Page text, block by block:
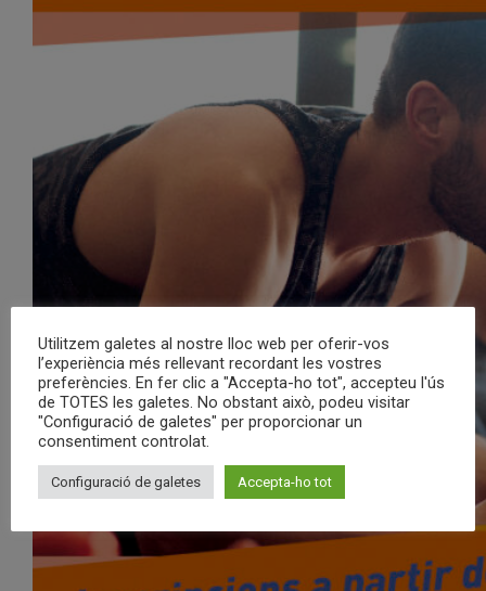
Utilitzem galetes al nostre lloc web per oferir-vos
l’experiència més rellevant recordant les vostres
preferències. En fer clic a "Accepta-ho tot", accepteu l'ús
de TOTES les galetes. No obstant això, podeu visitar
"Configuració de galetes" per proporcionar un
consentiment controlat.
Configuració de galetes Accepta-ho tot